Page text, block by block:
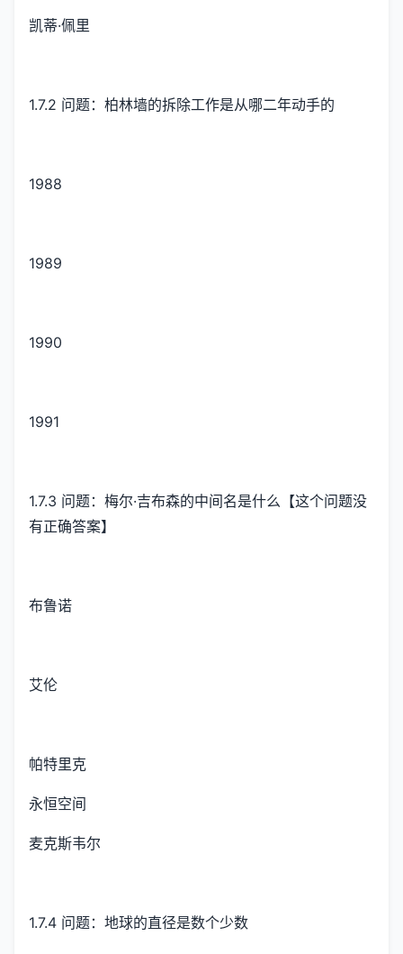
凯蒂·佩里
1.7.2 问题：柏林墙的拆除工作是从哪二年动手的
1988
1989
1990
1991
1.7.3 问题：梅尔·吉布森的中间名是什么【这个问题没
有正确答案】
布鲁诺
艾伦
帕特里克
永恒空间
麦克斯韦尔
1.7.4 问题：地球的直径是数个少数